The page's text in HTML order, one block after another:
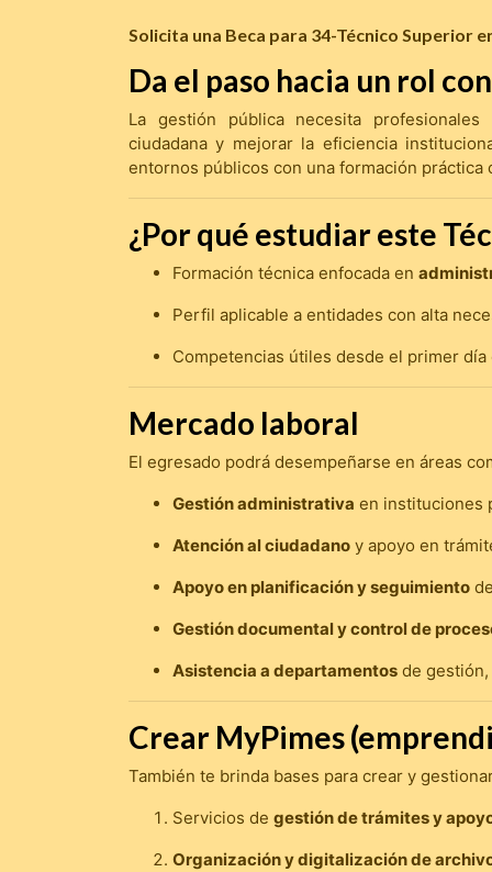
Solicita una Beca para 34-Técnico Superior
Da el paso hacia un rol
La gestión pública necesita
ciudadana y mejorar la eficiencia
entornos públicos con una formación
¿Por qué estudiar este
Formación técnica enfocada en
Perfil aplicable a entidades con alta
Competencias útiles desde el primer
Mercado laboral
El egresado podrá desempeñarse en áreas
Gestión administrativa en instituciones
Atención al ciudadano y apoyo en
Apoyo en planificación y seguimiento
Gestión documental y control de
Asistencia a departamentos de
Crear MyPimes
También te brinda bases para crear y
Servicios de gestión de trámites y
Organización y digitalización de